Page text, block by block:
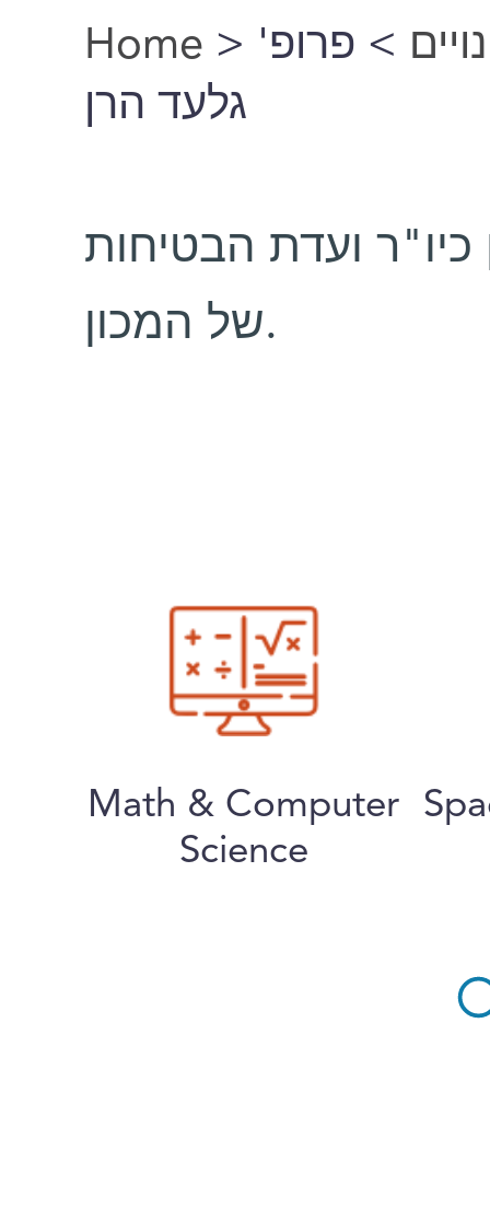
You are here
Home > > פרופ'
גלעד הרן
ועדת הבטיחות
של המכון.
Math & Computer
Science